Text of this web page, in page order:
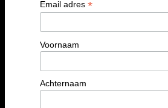
Email adres *
Voornaam
Achternaam